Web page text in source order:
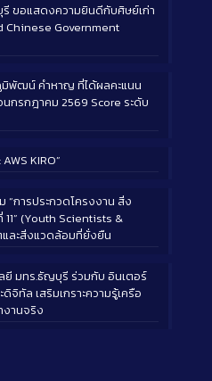
ขอแสดงความยินดีกับศิษย์เก่า
Chinese Government
พัฒน์ คำหาญ ที่ได้ผลคะแนน
นกรกฎาคม 2569 Score ระดับ
KIRO”
“การประกวดโครงงาน สิ่ง
(Youth Scientists &
ละสิ่งแวดล้อมที่ยั่งยืน
ยี มทร.ธัญบุรี ร่วมกับ อินเตอร์
ทัล เสริมเกราะความรู้เครือ
งานจริง